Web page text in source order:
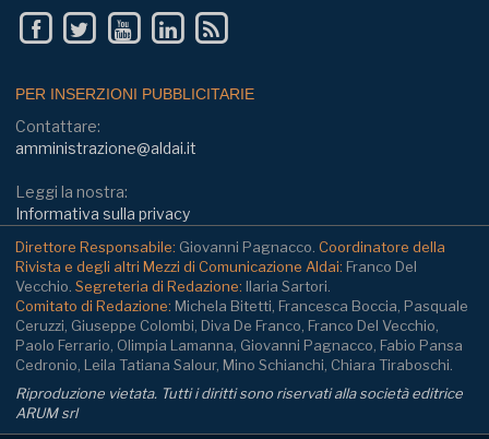
PER INSERZIONI PUBBLICITARIE
Contattare:
amministrazione@aldai.it
Leggi la nostra:
Informativa sulla privacy
Direttore Responsabile: Giovanni Pagnacco. Coordinatore della
Rivista e degli altri Mezzi di Comunicazione Aldai: Franco Del
Vecchio. Segreteria di Redazione: Ilaria Sartori.
Comitato di Redazione: Michela Bitetti, Francesca Boccia, Pasquale
Ceruzzi, Giuseppe Colombi, Diva De Franco, Franco Del Vecchio,
Paolo Ferrario, Olimpia Lamanna, Giovanni Pagnacco, Fabio Pansa
Cedronio, Leila Tatiana Salour, Mino Schianchi, Chiara Tiraboschi.
Riproduzione vietata. Tutti i diritti sono riservati alla società editrice
ARUM srl